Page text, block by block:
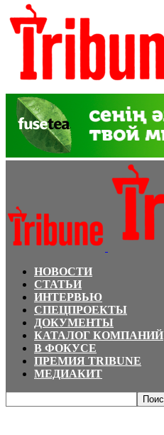
НОВОСТИ
СТАТЬИ
ИНТЕРВЬЮ
СПЕЦПРОЕКТЫ
ДОКУМЕНТЫ
КАТАЛОГ КОМПАНИЙ
В ФОКУСЕ
ПРЕМИЯ TRIBUNE
МЕДИАКИТ